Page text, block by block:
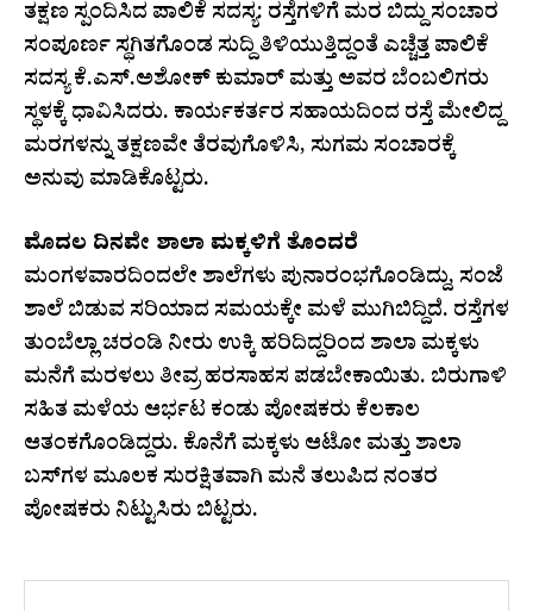
ತಕ್ಷಣ ಸ್ಪಂದಿಸಿದ ಪಾಲಿಕೆ ಸದಸ್ಯ: ರಸ್ತೆಗಳಿಗೆ ಮರ ಬಿದ್ದು ಸಂಚಾರ
ಸಂಪೂರ್ಣ ಸ್ಥಗಿತಗೊಂಡ ಸುದ್ದಿ ತಿಳಿಯುತ್ತಿದ್ದಂತೆ ಎಚ್ಚೆತ್ತ ಪಾಲಿಕೆ
ಸದಸ್ಯ ಕೆ.ಎಸ್.ಅಶೋಕ್ ಕುಮಾರ್ ಮತ್ತು ಅವರ ಬೆಂಬಲಿಗರು
ಸ್ಥಳಕ್ಕೆ ಧಾವಿಸಿದರು. ಕಾರ್ಯಕರ್ತರ ಸಹಾಯದಿಂದ ರಸ್ತೆ ಮೇಲಿದ್ದ
ಮರಗಳನ್ನು ತಕ್ಷಣವೇ ತೆರವುಗೊಳಿಸಿ, ಸುಗಮ ಸಂಚಾರಕ್ಕೆ
ಅನುವು ಮಾಡಿಕೊಟ್ಟರು.
ಮೊದಲ ದಿನವೇ ಶಾಲಾ ಮಕ್ಕಳಿಗೆ ತೊಂದರೆ
ಮಂಗಳವಾರದಿಂದಲೇ ಶಾಲೆಗಳು ಪುನಾರಂಭಗೊಂಡಿದ್ದು, ಸಂಜೆ
ಶಾಲೆ ಬಿಡುವ ಸರಿಯಾದ ಸಮಯಕ್ಕೇ ಮಳೆ ಮುಗಿಬಿದ್ದಿದೆ. ರಸ್ತೆಗಳ
ತುಂಬೆಲ್ಲಾ ಚರಂಡಿ ನೀರು ಉಕ್ಕಿ ಹರಿದಿದ್ದರಿಂದ ಶಾಲಾ ಮಕ್ಕಳು
ಮನೆಗೆ ಮರಳಲು ತೀವ್ರ ಹರಸಾಹಸ ಪಡಬೇಕಾಯಿತು. ಬಿರುಗಾಳಿ
ಸಹಿತ ಮಳೆಯ ಆರ್ಭಟ ಕಂಡು ಪೋಷಕರು ಕೆಲಕಾಲ
ಆತಂಕಗೊಂಡಿದ್ದರು. ಕೊನೆಗೆ ಮಕ್ಕಳು ಆಟೋ ಮತ್ತು ಶಾಲಾ
ಬಸ್‌ಗಳ ಮೂಲಕ ಸುರಕ್ಷಿತವಾಗಿ ಮನೆ ತಲುಪಿದ ನಂತರ
ಪೋಷಕರು ನಿಟ್ಟುಸಿರು ಬಿಟ್ಟರು.